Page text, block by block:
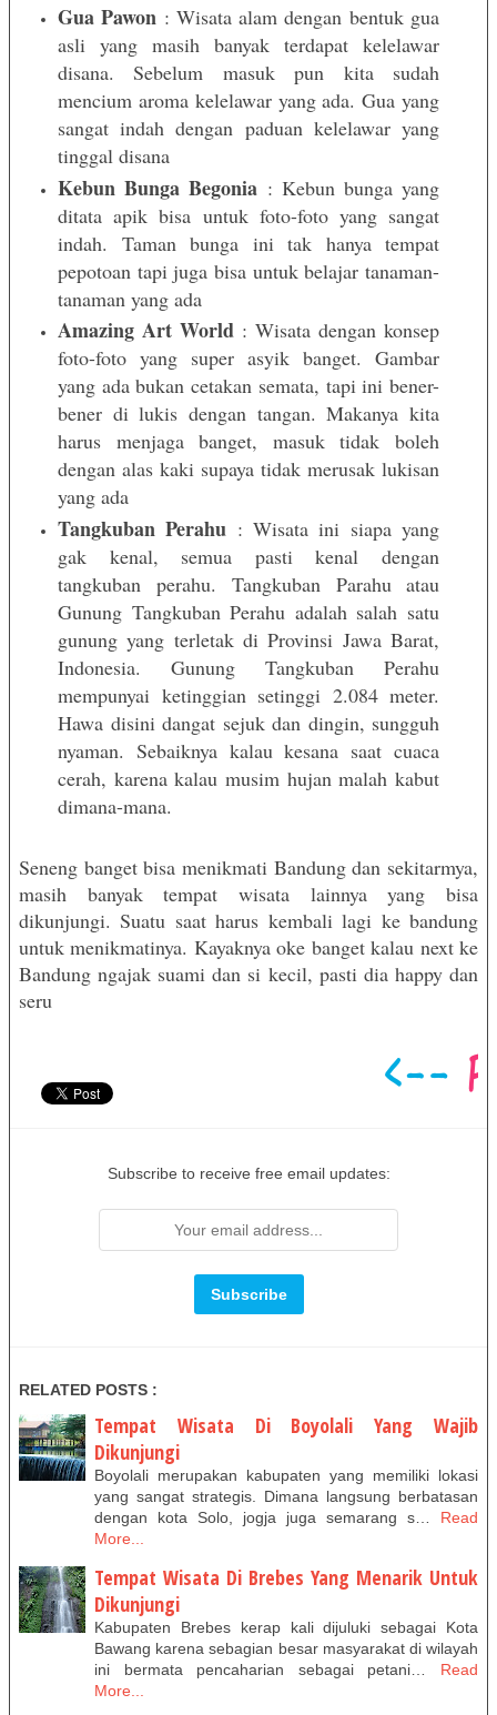
Gua Pawon : Wisata alam dengan bentuk gua
asli yang masih banyak terdapat kelelawar
disana. Sebelum masuk pun kita sudah
mencium aroma kelelawar yang ada. Gua yang
sangat indah dengan paduan kelelawar yang
tinggal disana
Kebun Bunga Begonia : Kebun bunga yang
ditata apik bisa untuk foto-foto yang sangat
indah. Taman bunga ini tak hanya tempat
pepotoan tapi juga bisa untuk belajar tanaman-
tanaman yang ada
Amazing Art World : Wisata dengan konsep
foto-foto yang super asyik banget. Gambar
yang ada bukan cetakan semata, tapi ini bener-
bener di lukis dengan tangan. Makanya kita
harus menjaga banget, masuk tidak boleh
dengan alas kaki supaya tidak merusak lukisan
yang ada
Tangkuban Perahu : Wisata ini siapa yang
gak kenal, semua pasti kenal dengan
tangkuban perahu. Tangkuban Parahu atau
Gunung Tangkuban Perahu adalah salah satu
gunung yang terletak di Provinsi Jawa Barat,
Indonesia. Gunung Tangkuban Perahu
mempunyai ketinggian setinggi 2.084 meter.
Hawa disini dangat sejuk dan dingin, sungguh
nyaman. Sebaiknya kalau kesana saat cuaca
cerah, karena kalau musim hujan malah kabut
dimana-mana.
Seneng banget bisa menikmati Bandung dan sekitarmya,
masih banyak tempat wisata lainnya yang bisa
dikunjungi. Suatu saat harus kembali lagi ke bandung
untuk menikmatinya. Kayaknya oke banget kalau next ke
Bandung ngajak suami dan si kecil, pasti dia happy dan
seru
Subscribe to receive free email updates:
RELATED POSTS :
Tempat Wisata Di Boyolali Yang Wajib
Dikunjungi
Boyolali merupakan kabupaten yang memiliki lokasi
yang sangat strategis. Dimana langsung berbatasan
dengan kota Solo, jogja juga semarang s…
Read
More...
Tempat Wisata Di Brebes Yang Menarik Untuk
Dikunjungi
Kabupaten Brebes kerap kali dijuluki sebagai Kota
Bawang karena sebagian besar masyarakat di wilayah
ini bermata pencaharian sebagai petani…
Read
More...